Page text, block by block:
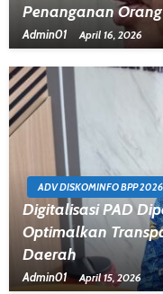
Penanganan
Admin01 April 16, 2026
ADV DISKOMINFO BPP 2026
Digitalisasi PAD
Optimalkan
Daerah
Admin01 April 15, 2026